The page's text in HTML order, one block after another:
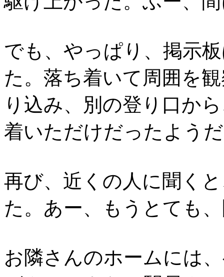
でも、やっぱり、掲示
た。落ち着いて周囲を
り込み、別の登り口か
着いただけだったよう
再び、近くの人に聞く
た。あー、もうとても
お隣さんのホームには